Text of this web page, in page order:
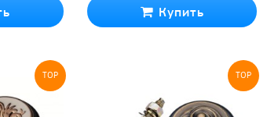
Купить
TOP TOP